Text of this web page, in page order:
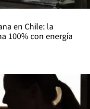
en Chile: la
100% con energía